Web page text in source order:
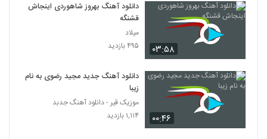
۰۳:۵۸
دانلود آهنگ بهروز شاهوردی اینجاش
قشنگه
میلاد
۴۹۵ بازدید
۰۰:۴۶
دانلود آهنگ جدید مجید رضوی به نام
زیبا
موزیک قیر - دانلود آهنگ جدبد
۱,۱۱۴ بازدید